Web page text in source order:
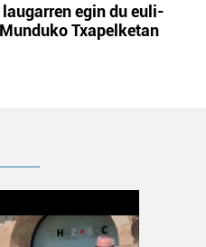
egin du euli-
Txapelketan